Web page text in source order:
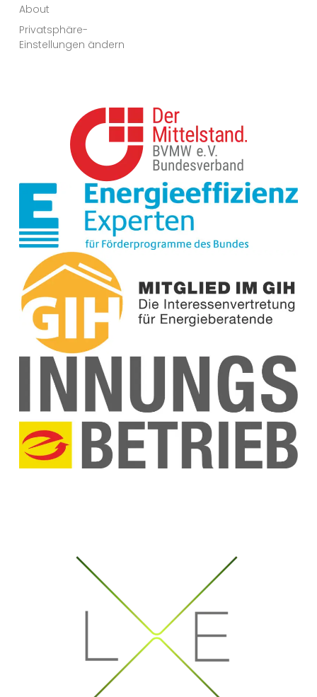
About
Privatsphäre-
Einstellungen ändern